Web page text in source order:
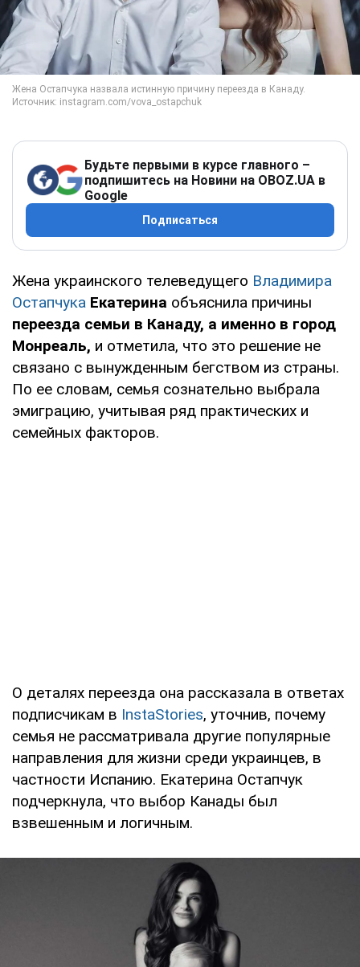
Будьте первыми в курсе главного –
подпишитесь на Новини на OBOZ.UA в
Google
Подписаться
Жена украинского телеведущего Владимира
Остапчука Екатерина объяснила причины
переезда семьи в Канаду, а именно в город
Монреаль, и отметила, что это решение не
связано с вынужденным бегством из страны.
По ее словам, семья сознательно выбрала
эмиграцию, учитывая ряд практических и
семейных факторов.
О деталях переезда она рассказала в ответах
подписчикам в InstaStories, уточнив, почему
семья не рассматривала другие популярные
направления для жизни среди украинцев, в
частности Испанию. Екатерина Остапчук
подчеркнула, что выбор Канады был
взвешенным и логичным.